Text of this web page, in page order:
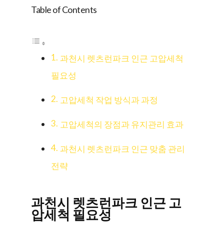
Table of Contents
과천시 렛츠런파크 인근 고압세척
필요성
고압세척 작업 방식과 과정
고압세척의 장점과 유지관리 효과
과천시 렛츠런파크 인근 맞춤 관리
전략
과천시 렛츠런파크 인근 고
압세척 필요성